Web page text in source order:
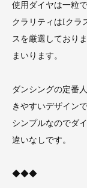
使用ダイヤは一粒
クラリティはIクラ
スを厳選しており
まいります。
ダンシングの定番
きやすいデザインで
シンプルなのでダ
違いなしです。
◆◆◆